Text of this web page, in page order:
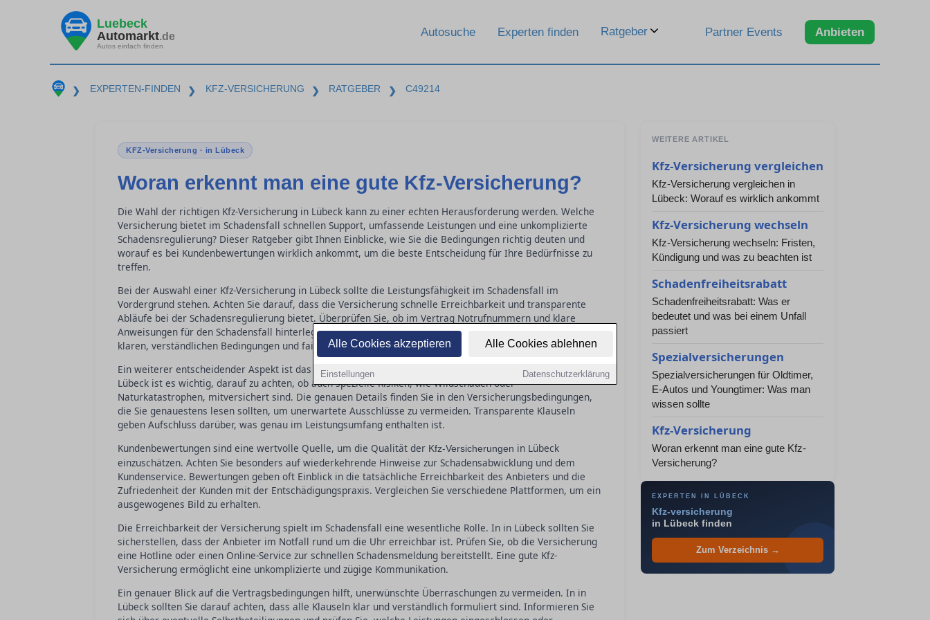
Alle Cookies akzeptieren Alle Cookies ablehnen
Einstellungen Datenschutzerklärung
Luebeck
Automarkt.de
Autos einfach finden
Autosuche Experten finden Ratgeber Partner Events Anbieten
❯ EXPERTEN-FINDEN ❯ KFZ-VERSICHERUNG ❯ RATGEBER ❯ C49214
KFZ-Versicherung · in Lübeck
Woran erkennt man eine gute Kfz-Versicherung?
Die Wahl der richtigen Kfz-Versicherung in Lübeck kann zu einer echten Herausforderung werden. Welche
Versicherung bietet im Schadensfall schnellen Support, umfassende Leistungen und eine unkomplizierte
Schadensregulierung? Dieser Ratgeber gibt Ihnen Einblicke, wie Sie die Bedingungen richtig deuten und
worauf es bei Kundenbewertungen wirklich ankommt, um die beste Entscheidung für Ihre Bedürfnisse zu
treffen.
Bei der Auswahl einer Kfz-Versicherung in Lübeck sollte die Leistungsfähigkeit im Schadensfall im
Vordergrund stehen. Achten Sie darauf, dass die Versicherung schnelle Erreichbarkeit und transparente
Abläufe bei der Schadensregulierung bietet. Überprüfen Sie, ob im Vertrag Notrufnummern und klare
Anweisungen für den Schadensfall hinterlegt sind. Eine zuverlässige Regulierungspraxis zeigt sich in
klaren, verständlichen Bedingungen und fairen Entschädigungen.
Ein weiterer entscheidender Aspekt ist das umfassende Leistungsspektrum der Kfz-Versicherung. In in
Lübeck ist es wichtig, darauf zu achten, ob auch spezielle Risiken, wie Wildschäden oder
Naturkatastrophen, mitversichert sind. Die genauen Details finden Sie in den Versicherungsbedingungen,
die Sie genauestens lesen sollten, um unerwartete Ausschlüsse zu vermeiden. Transparente Klauseln
geben Aufschluss darüber, was genau im Leistungsumfang enthalten ist.
Kundenbewertungen sind eine wertvolle Quelle, um die Qualität der Kfz-Versicherungen in Lübeck
einzuschätzen. Achten Sie besonders auf wiederkehrende Hinweise zur Schadensabwicklung und dem
Kundenservice. Bewertungen geben oft Einblick in die tatsächliche Erreichbarkeit des Anbieters und die
Zufriedenheit der Kunden mit der Entschädigungspraxis. Vergleichen Sie verschiedene Plattformen, um ein
ausgewogenes Bild zu erhalten.
Die Erreichbarkeit der Versicherung spielt im Schadensfall eine wesentliche Rolle. In in Lübeck sollten Sie
sicherstellen, dass der Anbieter im Notfall rund um die Uhr erreichbar ist. Prüfen Sie, ob die Versicherung
eine Hotline oder einen Online-Service zur schnellen Schadensmeldung bereitstellt. Eine gute Kfz-
Versicherung ermöglicht eine unkomplizierte und zügige Kommunikation.
Ein genauer Blick auf die Vertragsbedingungen hilft, unerwünschte Überraschungen zu vermeiden. In in
Lübeck sollten Sie darauf achten, dass alle Klauseln klar und verständlich formuliert sind. Informieren Sie
WEITERE ARTIKEL
Kfz-Versicherung vergleichen
Kfz-Versicherung vergleichen in
Lübeck: Worauf es wirklich ankommt
Kfz-Versicherung wechseln
Kfz-Versicherung wechseln: Fristen,
Kündigung und was zu beachten ist
Schadenfreiheitsrabatt
Schadenfreiheitsrabatt: Was er
bedeutet und was bei einem Unfall
passiert
Spezialversicherungen
Spezialversicherungen für Oldtimer,
E-Autos und Youngtimer: Was man
wissen sollte
Kfz-Versicherung
Woran erkennt man eine gute Kfz-
Versicherung?
EXPERTEN IN LÜBECK
Kfz-versicherung
in Lübeck finden
Zum Verzeichnis →